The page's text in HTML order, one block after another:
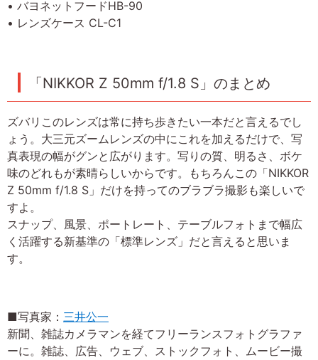
• バヨネットフードHB-90
• レンズケース CL-C1
「NIKKOR Z 50mm f/1.8 S」のまとめ
ズバリこのレンズは常に持ち歩きたい一本だと言えるでし
ょう。大三元ズームレンズの中にこれを加えるだけで、写
真表現の幅がグンと広がります。写りの質、明るさ、ボケ
味のどれもが素晴らしいからです。もちろんこの「NIKKOR
Z 50mm f/1.8 S」だけを持ってのブラブラ撮影も楽しいで
すよ。
スナップ、風景、ポートレート、テーブルフォトまで幅広
く活躍する新基準の「標準レンズ」だと言えると思いま
す。
■写真家： 三井公一
新聞、雑誌カメラマンを経てフリーランスフォトグラファ
ーに。雑誌、広告、ウェブ、ストックフォト、ムービー撮